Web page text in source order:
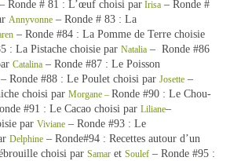
– Ronde # 81 : L’œuf choisi par Irisa – Ronde #
Annyvonne – Ronde # 83 : La
– Ronde #84 : La Pomme de Terre choisie
: La Pistache choisie par Natalia – Ronde #86
Catalina – Ronde #87 : Le Poisson
– Ronde #88 : Le Poulet choisi par Josette –
choisi par Morgane – Ronde #90 : Le Chou-
#91 : Le Cacao choisi par Liliane–
par Viviane – Ronde #93 : Le
Delphine – Ronde#94 : Recettes autour d’un
choisi par Samar et Soulef – Ronde #95 :